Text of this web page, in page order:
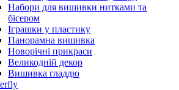
Набори для вишивки нитками та
бісером
Іграшки у пластику
Панорамна вишивка
Новорічні прикраси
Великодній декор
Вишивка гладдю